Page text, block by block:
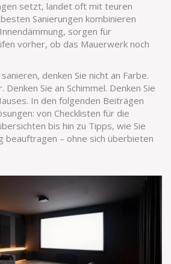
setzt, landet oft mit teuren
Sanierungen kombinieren
sorgen für
vorher, ob das Mauerwerk noch
denken Sie nicht an Farbe.
Denken Sie an Schimmel. Denken Sie
In den folgenden Beiträgen
von Checklisten für die
bis hin zu Tipps, wie Sie
beauftragen – ohne sich überbieten